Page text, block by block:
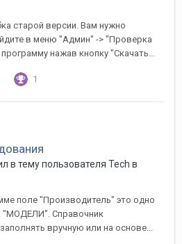
старой версии. Вам нужно
в меню "Админ" -> "Проверка
нажав кнопку "Скачать...
1
в тему пользователя Tech в
поле "Производитель" это одно
"МОДЕЛИ". Справочник
вручную или на основе...